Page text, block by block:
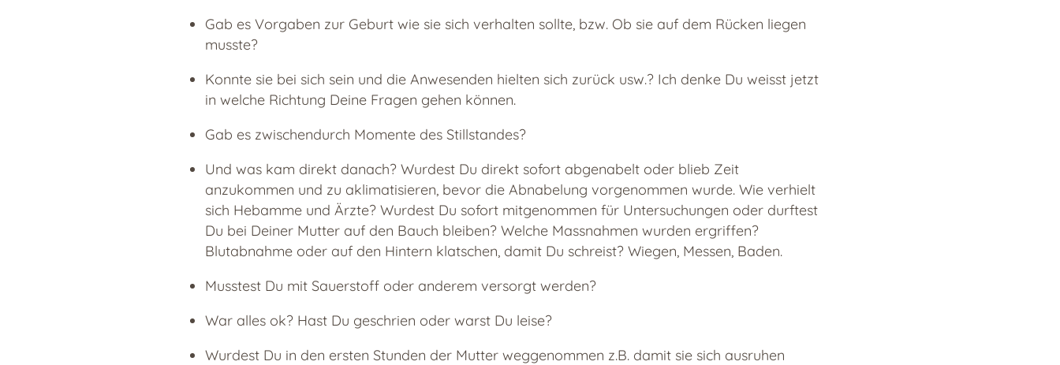
Gab es Vorgaben zur Geburt wie sie sich verhalten sollte, bzw. Ob sie auf dem Rücken liegen
musste?
Konnte sie bei sich sein und die Anwesenden hielten sich zurück usw.? Ich denke Du weisst jetzt
in welche Richtung Deine Fragen gehen können.
Gab es zwischendurch Momente des Stillstandes?
Und was kam direkt danach? Wurdest Du direkt sofort abgenabelt oder blieb Zeit
anzukommen und zu aklimatisieren, bevor die Abnabelung vorgenommen wurde. Wie verhielt
sich Hebamme und Ärzte? Wurdest Du sofort mitgenommen für Untersuchungen oder durftest
Du bei Deiner Mutter auf den Bauch bleiben? Welche Massnahmen wurden ergriffen?
Blutabnahme oder auf den Hintern klatschen, damit Du schreist? Wiegen, Messen, Baden.
Musstest Du mit Sauerstoff oder anderem versorgt werden?
War alles ok? Hast Du geschrien oder warst Du leise?
Wurdest Du in den ersten Stunden der Mutter weggenommen z.B. damit sie sich ausruhen